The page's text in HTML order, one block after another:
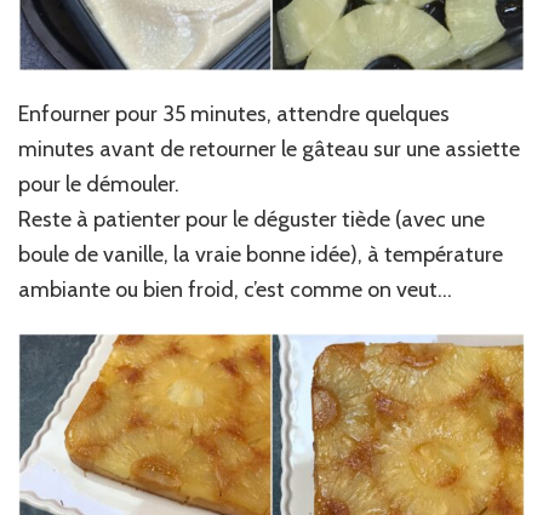
Enfourner pour 35 minutes, attendre quelques
minutes avant de retourner le gâteau sur une assiette
pour le démouler.
Reste à patienter pour le déguster tiède (avec une
boule de vanille, la vraie bonne idée), à température
ambiante ou bien froid, c’est comme on veut…